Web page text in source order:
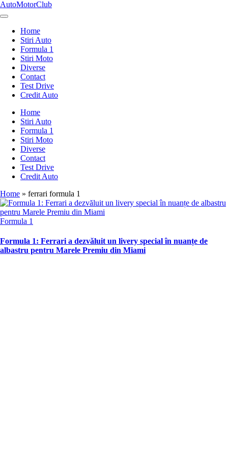
Skip
to
AutoMotorClub
Totul
masini
pasionatii
masini
Home
Stiri Auto
Formula 1
Stiri Moto
Diverse
Contact
Test Drive
Credit Auto
Home
Stiri Auto
Formula 1
Stiri Moto
Diverse
Contact
Test Drive
Credit Auto
Home » ferrari formula 1
Posted
Formula 1
Formula 1: Ferrari a dezvăluit un livery special în nuanțe de
albastru pentru Marele Premiu din Miami